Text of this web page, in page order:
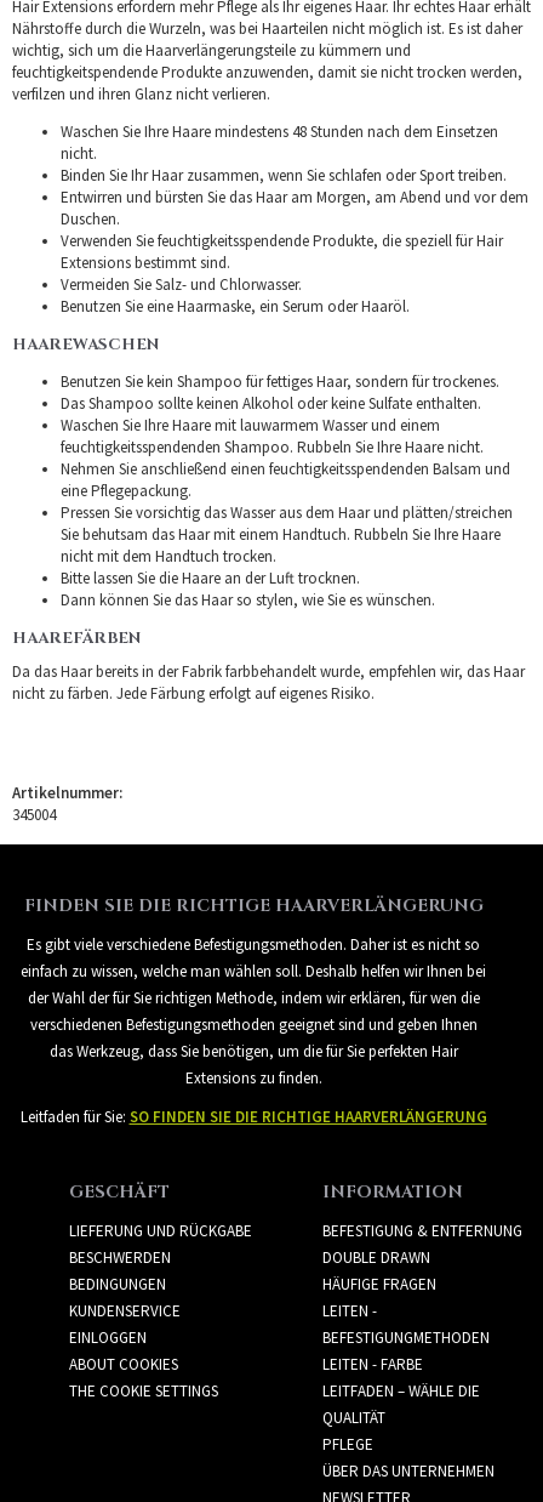
Hair Extensions erfordern mehr Pflege als Ihr eigenes Haar. Ihr echtes Haar erhält
Nährstoffe durch die Wurzeln, was bei Haarteilen nicht möglich ist. Es ist daher
wichtig, sich um die Haarverlängerungsteile zu kümmern und
feuchtigkeitspendende Produkte anzuwenden, damit sie nicht trocken werden,
verfilzen und ihren Glanz nicht verlieren.
Waschen Sie Ihre Haare mindestens 48 Stunden nach dem Einsetzen
nicht.
Binden Sie Ihr Haar zusammen, wenn Sie schlafen oder Sport treiben.
Entwirren und bürsten Sie das Haar am Morgen, am Abend und vor dem
Duschen.
Verwenden Sie feuchtigkeitsspendende Produkte, die speziell für Hair
Extensions bestimmt sind.
Vermeiden Sie Salz- und Chlorwasser.
Benutzen Sie eine Haarmaske, ein Serum oder Haaröl.
HAAREWASCHEN
Benutzen Sie kein Shampoo für fettiges Haar, sondern für trockenes.
Das Shampoo sollte keinen Alkohol oder keine Sulfate enthalten.
Waschen Sie Ihre Haare mit lauwarmem Wasser und einem
feuchtigkeitsspendenden Shampoo. Rubbeln Sie Ihre Haare nicht.
Nehmen Sie anschließend einen feuchtigkeitsspendenden Balsam und
eine Pflegepackung.
Pressen Sie vorsichtig das Wasser aus dem Haar und plätten/streichen
Sie behutsam das Haar mit einem Handtuch. Rubbeln Sie Ihre Haare
nicht mit dem Handtuch trocken.
Bitte lassen Sie die Haare an der Luft trocknen.
Dann können Sie das Haar so stylen, wie Sie es wünschen.
HAAREFÄRBEN
Da das Haar bereits in der Fabrik farbbehandelt wurde, empfehlen wir, das Haar
nicht zu färben. Jede Färbung erfolgt auf eigenes Risiko.
Artikelnummer:
345004
FINDEN SIE DIE RICHTIGE HAARVERLÄNGERUNG
Es gibt viele verschiedene Befestigungsmethoden. Daher ist es nicht so
einfach zu wissen, welche man wählen soll. Deshalb helfen wir Ihnen bei
der Wahl der für Sie richtigen Methode, indem wir erklären, für wen die
verschiedenen Befestigungsmethoden geeignet sind und geben Ihnen
das Werkzeug, dass Sie benötigen, um die für Sie perfekten Hair
Extensions zu finden.
Leitfaden für Sie: SO FINDEN SIE DIE RICHTIGE HAARVERLÄNGERUNG
GESCHÄFT
LIEFERUNG UND RÜCKGABE
BESCHWERDEN
BEDINGUNGEN
KUNDENSERVICE
EINLOGGEN
ABOUT COOKIES
THE COOKIE SETTINGS
INFORMATION
BEFESTIGUNG & ENTFERNUNG
DOUBLE DRAWN
HÄUFIGE FRAGEN
LEITEN -
BEFESTIGUNGMETHODEN
LEITEN - FARBE
LEITFADEN – WÄHLE DIE
QUALITÄT
PFLEGE
ÜBER DAS UNTERNEHMEN
NEWSLETTER